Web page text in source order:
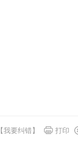
【我要纠错】 打印